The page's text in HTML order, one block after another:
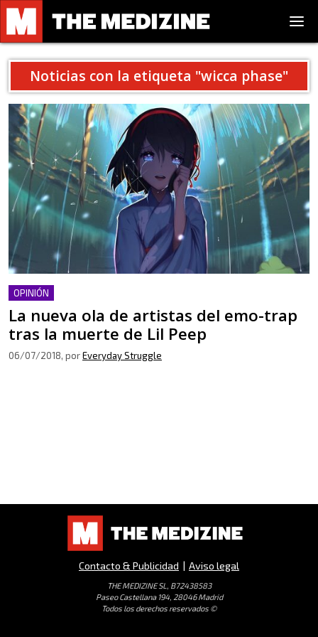
Noticias con la etiqueta "wicca phase"
OPINIÓN
La nueva ola de artistas del emo-trap
tras la muerte de Lil Peep
06/07/2018, porEveryday Struggle
Contacto & Publicidad | Aviso legal
THE MEDIZINE SL, B72438583
Paseo Castellana 194, 28046 Madrid
Todos los derechos reservados ©